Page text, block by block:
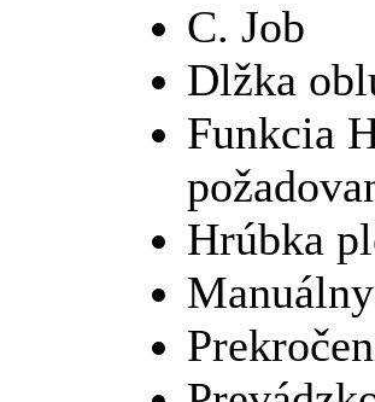
C. Job
Dlžka
Funkcia
Hrúbka